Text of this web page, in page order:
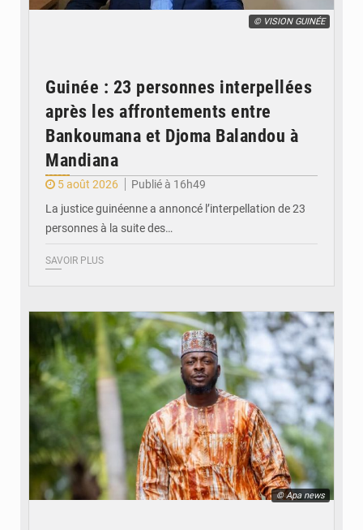
© VISION GUINÉE
Guinée : 23 personnes interpellées
après les affrontements entre
Bankoumana et Djoma Balandou à
Mandiana
5 août 2026
Publié à 16h49
La justice guinéenne a annoncé l’interpellation de 23
personnes à la suite des…
SAVOIR PLUS
© Apa news